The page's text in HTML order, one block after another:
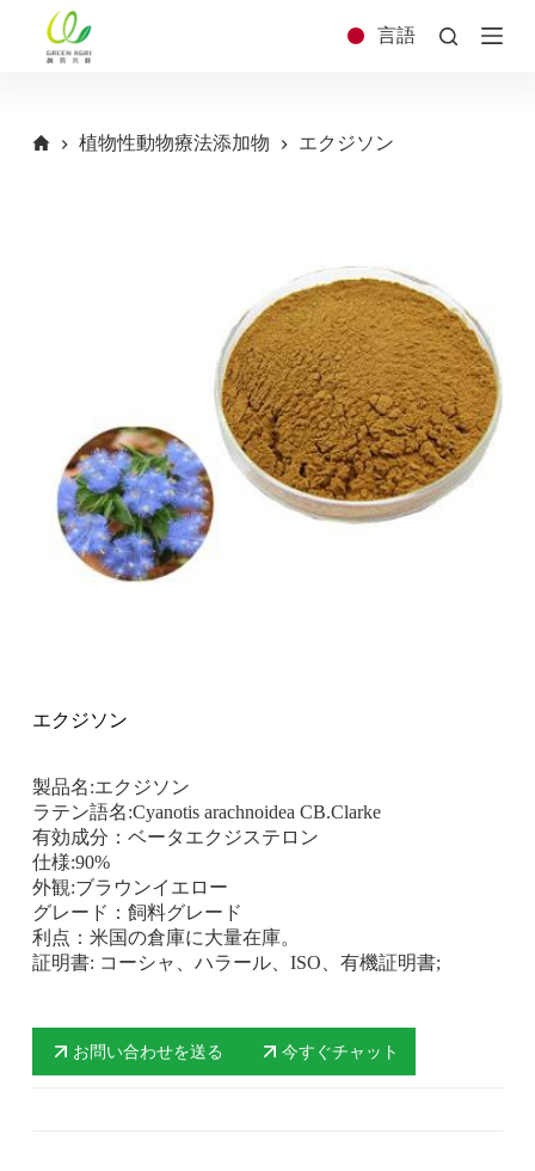
へ
言語
植物性動物療法添加物 エクジソン
エクジソン
製品名:エクジソン
ラテン語名:Cyanotis arachnoidea CB.Clarke
有効成分：ベータエクジステロン
仕様:90%
外観:ブラウンイエロー
グレード：飼料グレード
利点：米国の倉庫に大量在庫。
証明書: コーシャ、ハラール、ISO、有機証明書;
お問い合わせを送る 今すぐチャット